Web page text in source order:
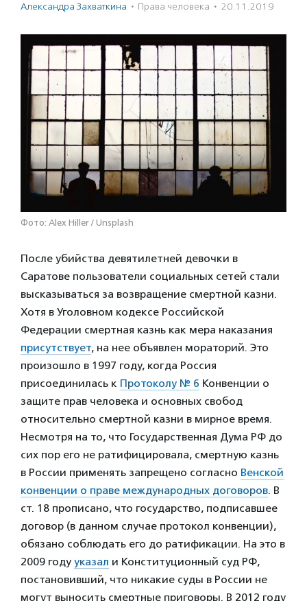
Александра Захваткина · Права человека · 20.11.2019
Фото: Alex Hiller / Unsplash
После убийства девятилетней девочки в
Саратове пользователи социальных сетей стали
высказываться за возвращение смертной казни.
Хотя в Уголовном кодексе Российской
Федерации смертная казнь как мера наказания
присутствует, на нее объявлен мораторий. Это
произошло в 1997 году, когда Россия
присоединилась к Протоколу № 6 Конвенции о
защите прав человека и основных свобод
относительно смертной казни в мирное время.
Несмотря на то, что Государственная Дума РФ до
сих пор его не ратифицировала, смертную казнь
в России применять запрещено согласно Венской
конвенции о праве международных договоров. В
ст. 18 прописано, что государство, подписавшее
договор (в данном случае протокол конвенции),
обязано соблюдать его до ратификации. На это в
2009 году указал и Конституционный суд РФ,
постановивший, что никакие суды в России не
могут выносить смертные приговоры. В 2012 году